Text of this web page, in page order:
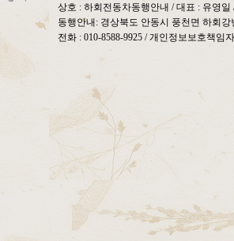
상호 : 하회전동차동행안내 / 대표 : 유영
동행안내: 경상북도 안동시 풍천면 하회
전화 : 010-8588-9925 / 개인정보보호책임